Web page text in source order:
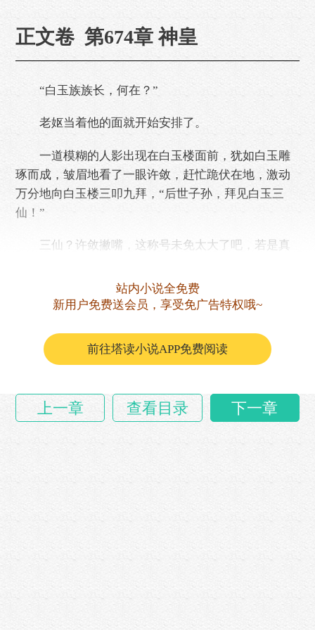
正文卷 第674章 神皇
“白玉族族长，何在？”
老妪当着他的面就开始安排了。
一道模糊的人影出现在白玉楼面前，犹如白玉雕
琢而成，皱眉地看了一眼许敛，赶忙跪伏在地，激动
万分地向白玉楼三叩九拜，“后世子孙，拜见白玉三
仙！”
三仙？许敛撇嘴，这称号未免太大了吧，若是真
老妪道，“传令，封许敛为白玉神皇，位分仅次于
站内小说全免费
新用户免费送会员，享受免广告特权哦~
前往塔读小说APP免费阅读
上一章 查看目录 下一章